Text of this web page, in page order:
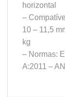
horizontal
–
10 – 11,5
kg
– Normas:
A:2011 –